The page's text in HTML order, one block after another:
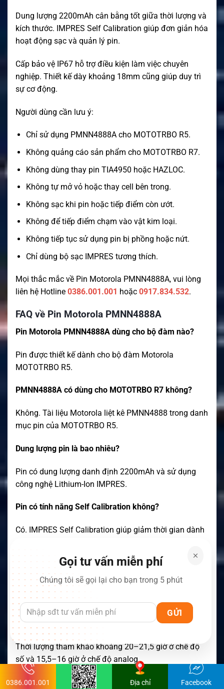
Dung lượng 2200mAh cân bằng tốt giữa thời lượng và
kích thước. IMPRES Self Calibration giúp đơn giản hóa
hoạt động sạc và quản lý pin.
Cấp bảo vệ IP67 hỗ trợ điều kiện làm việc chuyên
nghiệp. Thiết kế dày khoảng 18mm cũng giúp duy trì
sự cơ động.
Người dùng cần lưu ý:
Chỉ sử dụng PMNN4888A cho MOTOTRBO R5.
Không quảng cáo sản phẩm cho MOTOTRBO R7.
Không dùng thay pin TIA4950 hoặc HAZLOC.
Không tự mở vỏ hoặc thay cell bên trong.
Không sạc khi pin hoặc tiếp điểm còn ướt.
Không để tiếp điểm chạm vào vật kim loại.
Không tiếp tục sử dụng pin bị phồng hoặc nứt.
Chỉ dùng bộ sạc IMPRES tương thích.
Mọi thắc mắc về Pin Motorola PMNN4888A, vui lòng
liên hệ Hotline 0386.001.001 hoặc 0917.834.532.
FAQ về Pin Motorola PMNN4888A
Pin Motorola PMNN4888A dùng cho bộ đàm nào?
Pin được thiết kế dành cho bộ đàm Motorola
MOTOTRBO R5.
PMNN4888A có dùng cho MOTOTRBO R7 không?
Không. Tài liệu Motorola liệt kê PMNN4888 trong danh
mục pin của MOTOTRBO R5.
Dung lượng pin là bao nhiêu?
Pin có dung lượng danh định 2200mAh và sử dụng
công nghệ Lithium-Ion IMPRES.
Pin có tính năng Self Calibration không?
Có. IMPRES Self Calibration giúp giảm thời gian dành
Pin đạt IP67 hay IP68?
PMNN4888A đạt chuẩn IP67. Không nên quảng cáo
sản phẩm là IP68.
Thời gian hoạt động của pin là bao lâu?
Thời lượng tham khảo khoảng 20–21,5 giờ ở chế độ
số và 15,5–16 giờ ở chế độ analog.
Pin có phải loại an toàn nội tại không?
Gọi tư vấn miễn phí
Chúng tôi sẽ gọi lại cho bạn trong 5 phút
0386.001.001 Địa chỉ Facebook